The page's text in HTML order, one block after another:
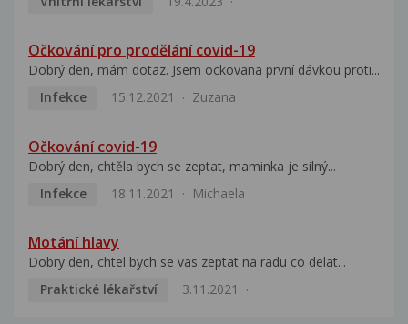
Očkování pro prodělání covid-19
Dobrý den, mám dotaz. Jsem ockovana první dávkou proti...
Infekce
15.12.2021 Zuzana
Očkování covid-19
Dobrý den, chtěla bych se zeptat, maminka je silný...
Infekce
18.11.2021 Michaela
Motání hlavy
Dobry den, chtel bych se vas zeptat na radu co delat...
Praktické lékařství
3.11.2021